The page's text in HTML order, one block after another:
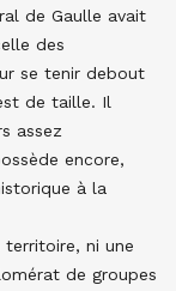
de Gaulle avait
des
se tenir debout
de taille. Il
assez
encore,
à la
territoire, ni une
de groupes